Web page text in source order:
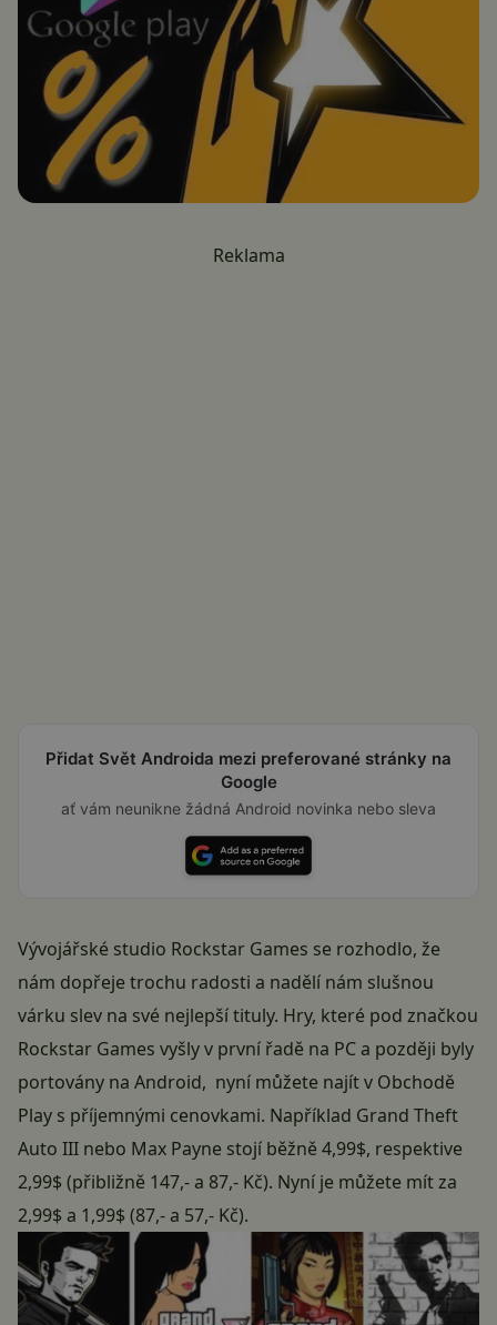
Reklama
Přidat Svět Androida mezi preferované stránky na
Google
ať vám neunikne žádná Android novinka nebo sleva
Vývojářské studio Rockstar Games se rozhodlo, že
nám dopřeje trochu radosti a nadělí nám slušnou
várku slev na své nejlepší tituly. Hry, které pod značkou
Rockstar Games vyšly v první řadě na PC a později byly
portovány na Android, nyní můžete najít v Obchodě
Play s příjemnými cenovkami. Například Grand Theft
Auto III nebo Max Payne stojí běžně 4,99$, respektive
2,99$ (přibližně 147,- a 87,- Kč). Nyní je můžete mít za
2,99$ a 1,99$ (87,- a 57,- Kč).